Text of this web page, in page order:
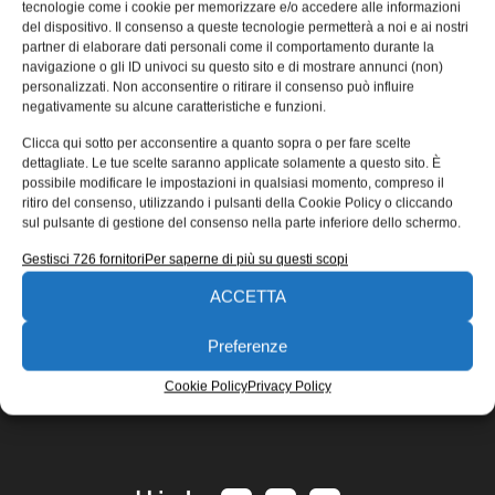
tecnologie come i cookie per memorizzare e/o accedere alle informazioni
del dispositivo. Il consenso a queste tecnologie permetterà a noi e ai nostri
partner di elaborare dati personali come il comportamento durante la
navigazione o gli ID univoci su questo sito e di mostrare annunci (non)
personalizzati. Non acconsentire o ritirare il consenso può influire
negativamente su alcune caratteristiche e funzioni.
Clicca qui sotto per acconsentire a quanto sopra o per fare scelte
dettagliate. Le tue scelte saranno applicate solamente a questo sito. È
possibile modificare le impostazioni in qualsiasi momento, compreso il
ritiro del consenso, utilizzando i pulsanti della Cookie Policy o cliccando
sul pulsante di gestione del consenso nella parte inferiore dello schermo.
Gestisci 726 fornitoriPer saperne di più su questi scopi
ACCETTA
Preferenze
Cookie PolicyPrivacy Policy
Dallo scarto di lavorazione di uno dei cereali più coltivati
al mondo, si possono fabbricare vasi biodegradabili per il
florovivaismo.
18/11/2013
EDICOLA WEB